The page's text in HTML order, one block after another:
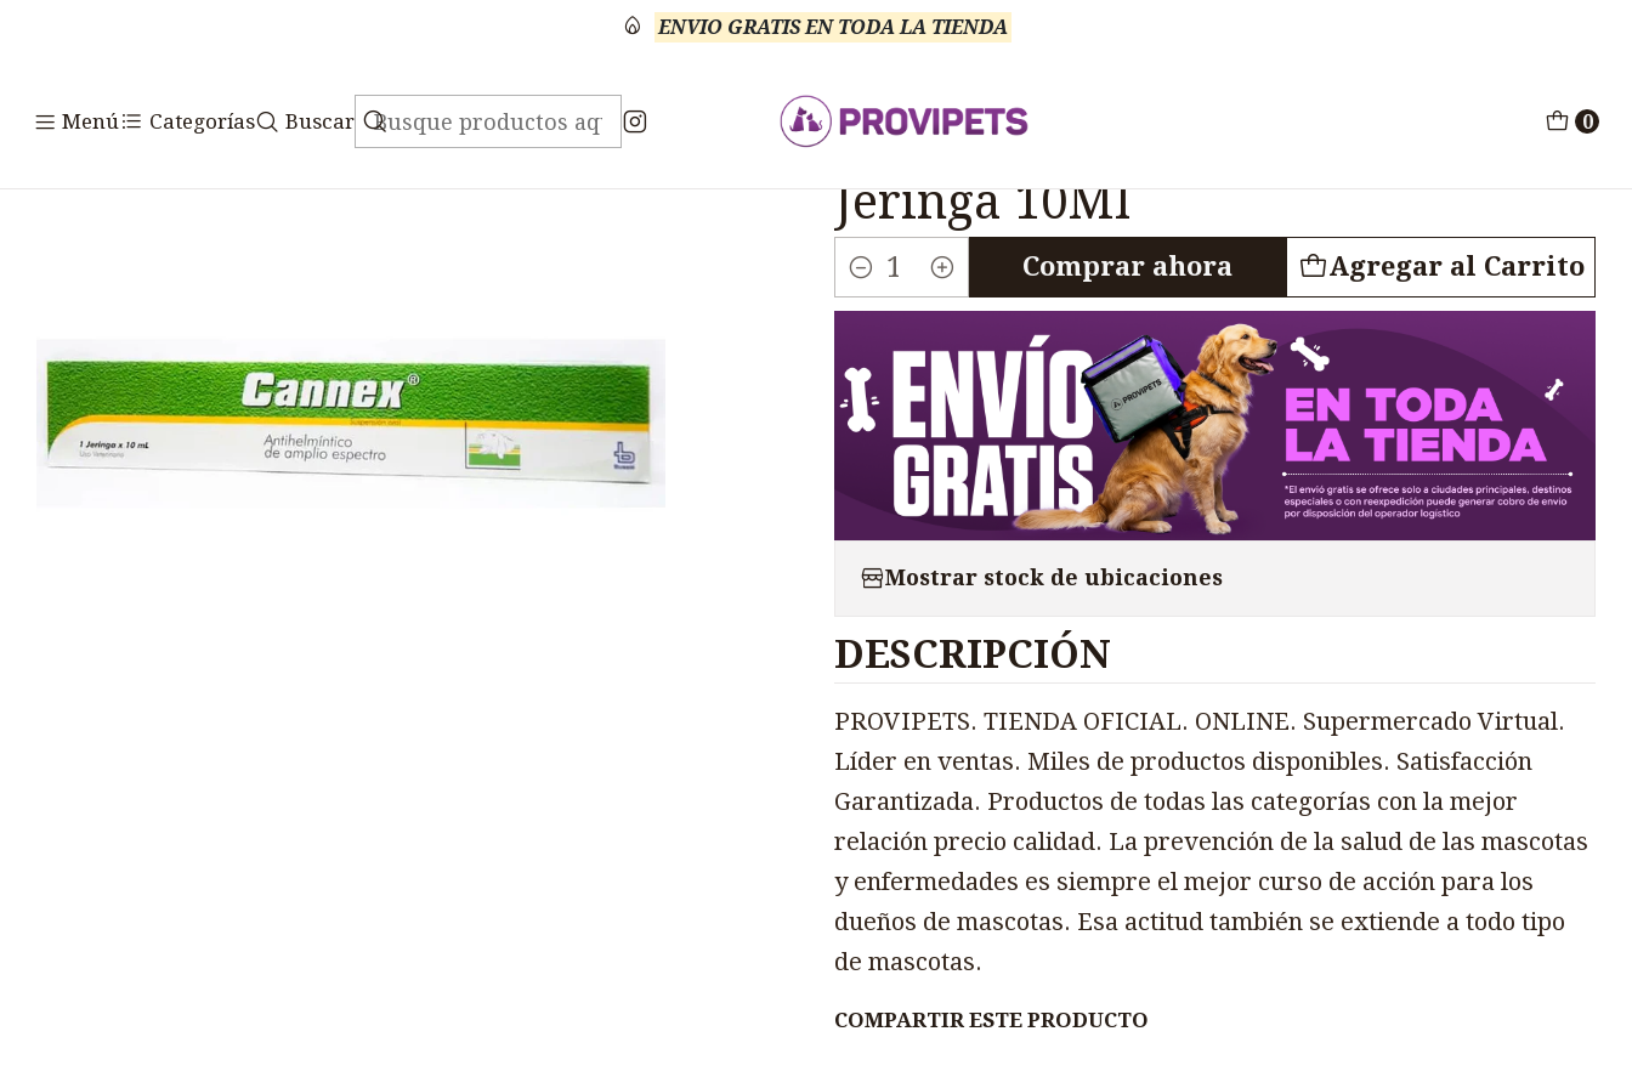
Menú Categorías Buscar 0
ENVIO GRATIS EN TODA LA TIENDA
Veterinario Anti Parasitarios Cannex Antiparasitario Perros Jeringa 10Ml
Cannex Antiparasitario Perros
Jeringa 10Ml
Cantidad
Agregar al Carrito
Comprar ahora
Mostrar stock de ubicaciones
DESCRIPCIÓN
PROVIPETS. TIENDA OFICIAL. ONLINE. Supermercado Virtual.
Líder en ventas. Miles de productos disponibles. Satisfacción
Garantizada. Productos de todas las categorías con la mejor
relación precio calidad. La prevención de la salud de las mascotas
y enfermedades es siempre el mejor curso de acción para los
dueños de mascotas. Esa actitud también se extiende a todo tipo
de mascotas.
COMPARTIR ESTE PRODUCTO